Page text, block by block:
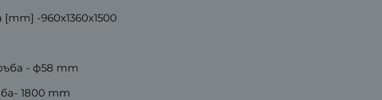
-960x1360x1500
- ф58 mm
1800 mm